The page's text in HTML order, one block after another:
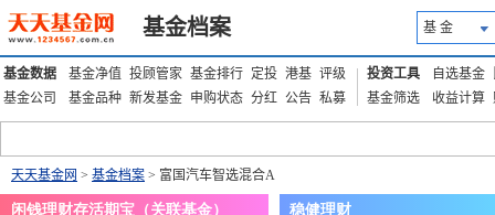
基金档案 基 金
基金数据 基金净值 投顾管家 基金排行 定投 港基 评级
基金公司
基金品种 新发基金 申购状态 分红 公告 私募
投资工具 自选基金
基金筛选
收益计算
天天基金网 > 基金档案 > 富国汽车智选混合A